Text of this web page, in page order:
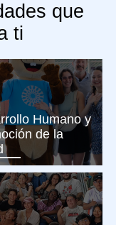
que
ti
Humano y
de la